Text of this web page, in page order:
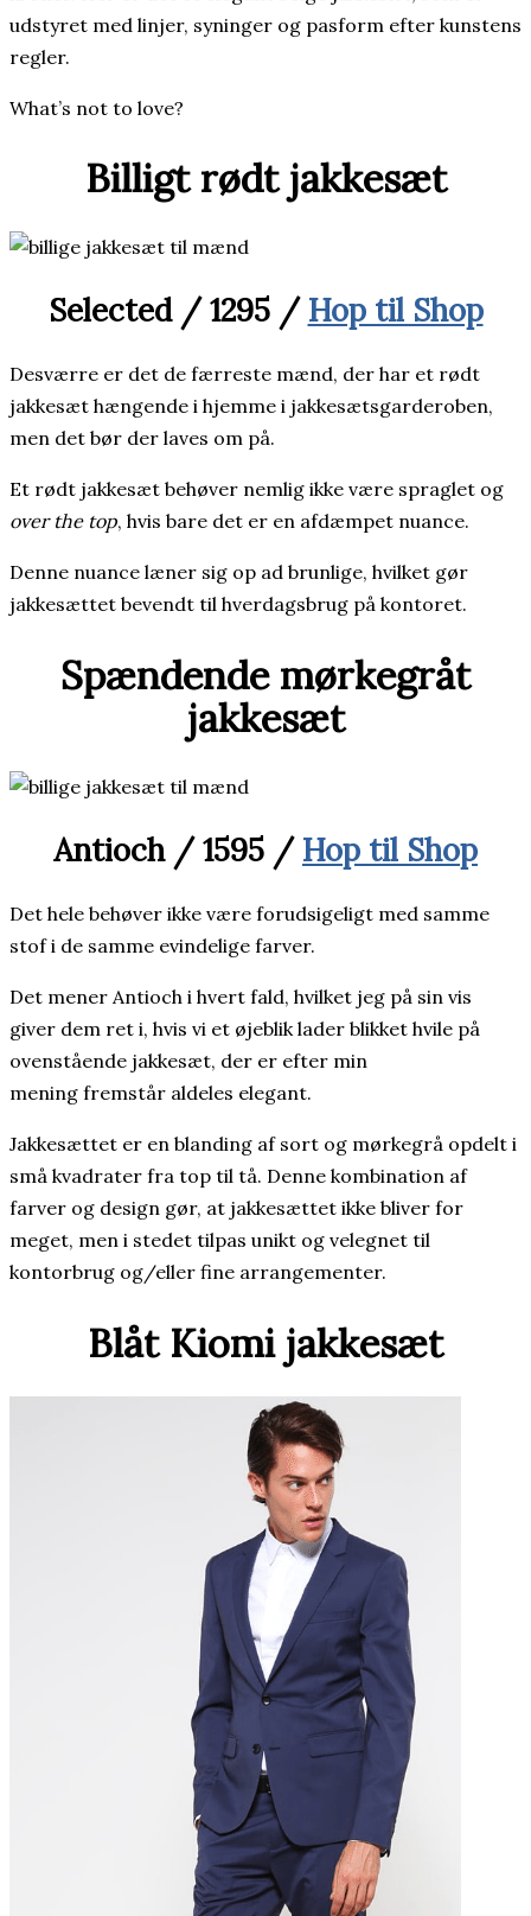
udstyret med linjer, syninger og pasform efter kunstens
regler.
What’s not to love?
Billigt rødt jakkesæt
Selected / 1295 / Hop til Shop
Desværre er det de færreste mænd, der har et rødt
jakkesæt hængende i hjemme i jakkesætsgarderoben,
men det bør der laves om på.
Et rødt jakkesæt behøver nemlig ikke være spraglet og
over the top, hvis bare det er en afdæmpet nuance.
Denne nuance læner sig op ad brunlige, hvilket gør
jakkesættet bevendt til hverdagsbrug på kontoret.
Spændende mørkegråt
jakkesæt
Antioch / 1595 / Hop til Shop
Det hele behøver ikke være forudsigeligt med samme
stof i de samme evindelige farver.
Det mener Antioch i hvert fald, hvilket jeg på sin vis
giver dem ret i, hvis vi et øjeblik lader blikket hvile på
ovenstående jakkesæt, der er efter min
mening fremstår aldeles elegant.
Jakkesættet er en blanding af sort og mørkegrå opdelt i
små kvadrater fra top til tå. Denne kombination af
farver og design gør, at jakkesættet ikke bliver for
meget, men i stedet tilpas unikt og velegnet til
kontorbrug og/eller fine arrangementer.
Blåt Kiomi jakkesæt